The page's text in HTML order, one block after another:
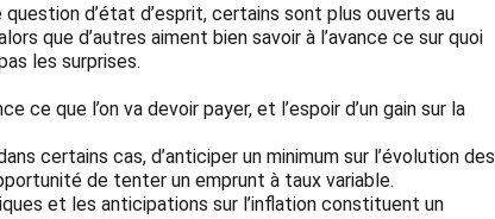
question d’état d’esprit, certains sont plus ouverts au
que d’autres aiment bien savoir à l’avance ce sur quoi
les surprises.
ce que l’on va devoir payer, et l’espoir d’un gain sur la
certains cas, d’anticiper un minimum sur l’évolution des
de tenter un emprunt à taux variable.
et les anticipations sur l’inflation constituent un